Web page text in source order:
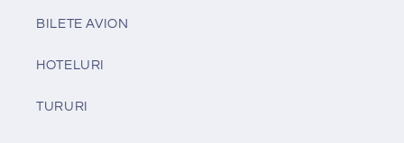
BILETE AVION
HOTELURI
TURURI